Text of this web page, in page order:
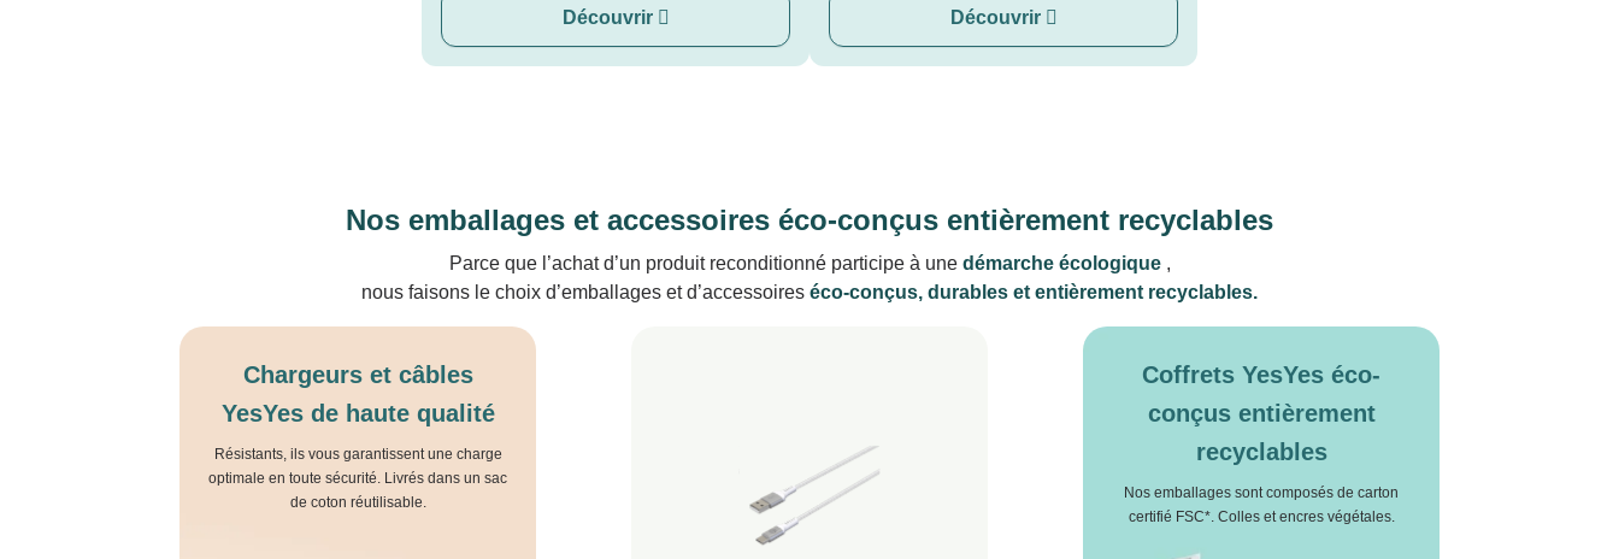
Découvrir
Découvrir
Nos emballages et accessoires éco-conçus entièrement recyclables
Parce que l’achat d’un produit reconditionné participe à une démarche écologique ,
nous faisons le choix d’emballages et d’accessoires éco-conçus, durables et entièrement recyclables.
Chargeurs et câbles
YesYes de haute qualité
Résistants, ils vous garantissent une charge
optimale en toute sécurité. Livrés dans un sac
de coton réutilisable.
Coffrets YesYes éco-
conçus entièrement
recyclables
Nos emballages sont composés de carton
certifié FSC*. Colles et encres végétales.